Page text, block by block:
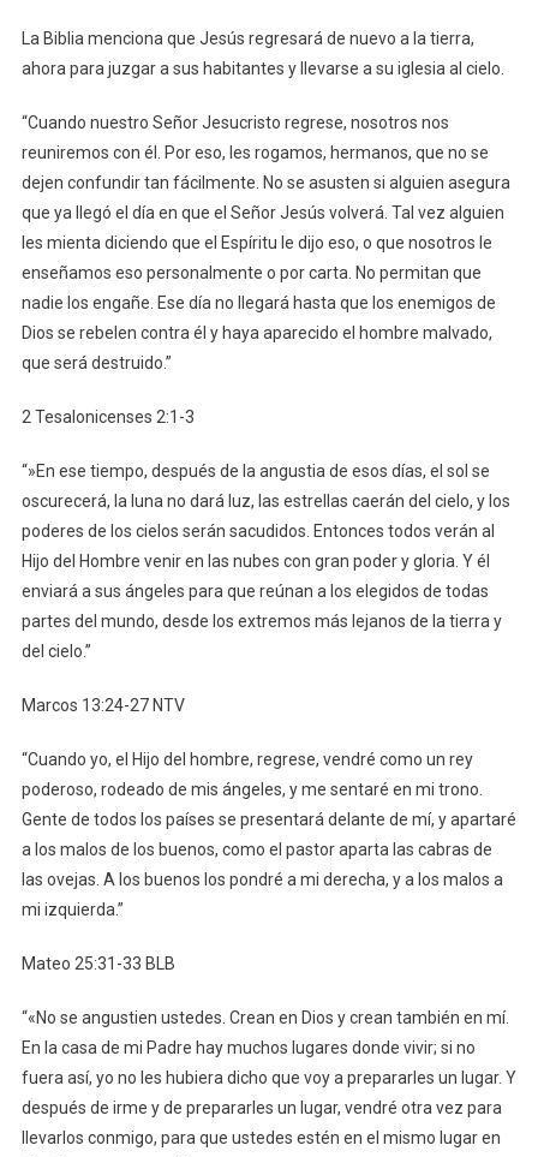
Regresará
Por
Ves
A
La
Tierra?
La Biblia menciona que Jesús regresará de nuevo a la tierra,
ahora para juzgar a sus habitantes y llevarse a su iglesia al cielo.
“Cuando nuestro Señor Jesucristo regrese, nosotros nos
reuniremos con él. Por eso, les rogamos, hermanos, que no se
dejen confundir tan fácilmente. No se asusten si alguien asegura
que ya llegó el día en que el Señor Jesús volverá. Tal vez alguien
les mienta diciendo que el Espíritu le dijo eso, o que nosotros le
enseñamos eso personalmente o por carta. No permitan que
nadie los engañe. Ese día no llegará hasta que los enemigos de
Dios se rebelen contra él y haya aparecido el hombre malvado,
que será destruido.”
‭‭2 Tesalonicenses‬ ‭2‬:‭1‬-‭3‬
“»En ese tiempo, después de la angustia de esos días, el sol se
oscurecerá, la luna no dará luz, las estrellas caerán del cielo, y los
poderes de los cielos serán sacudidos. Entonces todos verán al
Hijo del Hombre venir en las nubes con gran poder y gloria. Y él
enviará a sus ángeles para que reúnan a los elegidos de todas
partes del mundo, desde los extremos más lejanos de la tierra y
del cielo.”
‭‭Marcos‬ ‭13‬:‭24‬-‭27‬ ‭NTV‬‬
“Cuando yo, el Hijo del hombre, regrese, vendré como un rey
poderoso, rodeado de mis ángeles, y me sentaré en mi trono.
Gente de todos los países se presentará delante de mí, y apartaré
a los malos de los buenos, como el pastor aparta las cabras de
las ovejas. A los buenos los pondré a mi derecha, y a los malos a
mi izquierda.”
‭‭Mateo‬ ‭25‬:‭31‬-‭33‬ ‭BLB‬‬
“«No se angustien ustedes. Crean en Dios y crean también en mí.
En la casa de mi Padre hay muchos lugares donde vivir; si no
fuera así, yo no les hubiera dicho que voy a prepararles un lugar. Y
después de irme y de prepararles un lugar, vendré otra vez para
llevarlos conmigo, para que ustedes estén en el mismo lugar en